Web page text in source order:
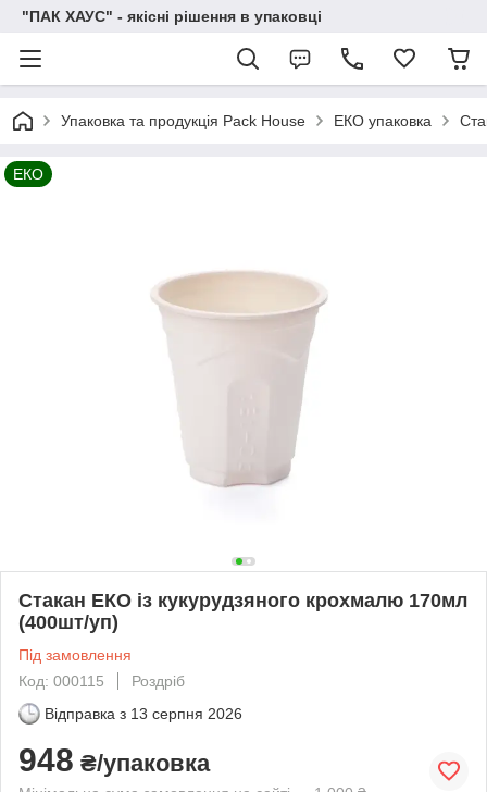
"ПАК ХАУС" - якісні рішення в упаковці
Упаковка та продукція Pack House ЕКО упаковка
ЕКО
Стакан ЕКО із кукурудзяного крохмалю 170мл
(400шт/уп)
Під замовлення
Код: 000115
Роздріб
Відправка з 13 серпня 2026
948 ₴/упаковка